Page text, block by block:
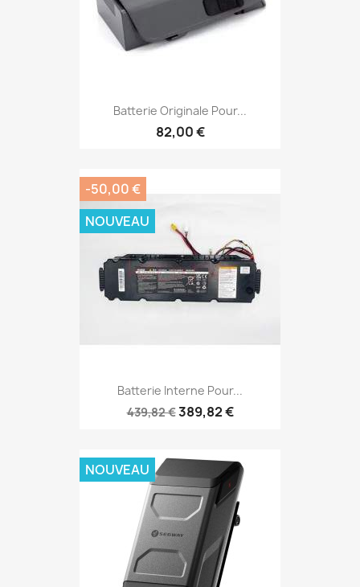
Batterie Originale Pour...
82,00 €
Batterie Interne Pour...
439,82 €389,82 €
-50,00 €
NOUVEAU
NOUVEAU